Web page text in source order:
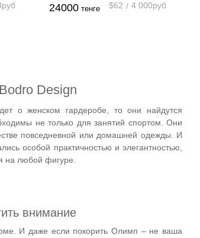
руб 24000 тенге $62 4 000руб
Design
о женском гардеробе, то они найдутся
не только для занятий спортом. Они
повседневной или домашней одежды. И
особой практичностью и элегантностью,
на любой фигуре.
внимание
И даже если покорить Олимп – не ваша